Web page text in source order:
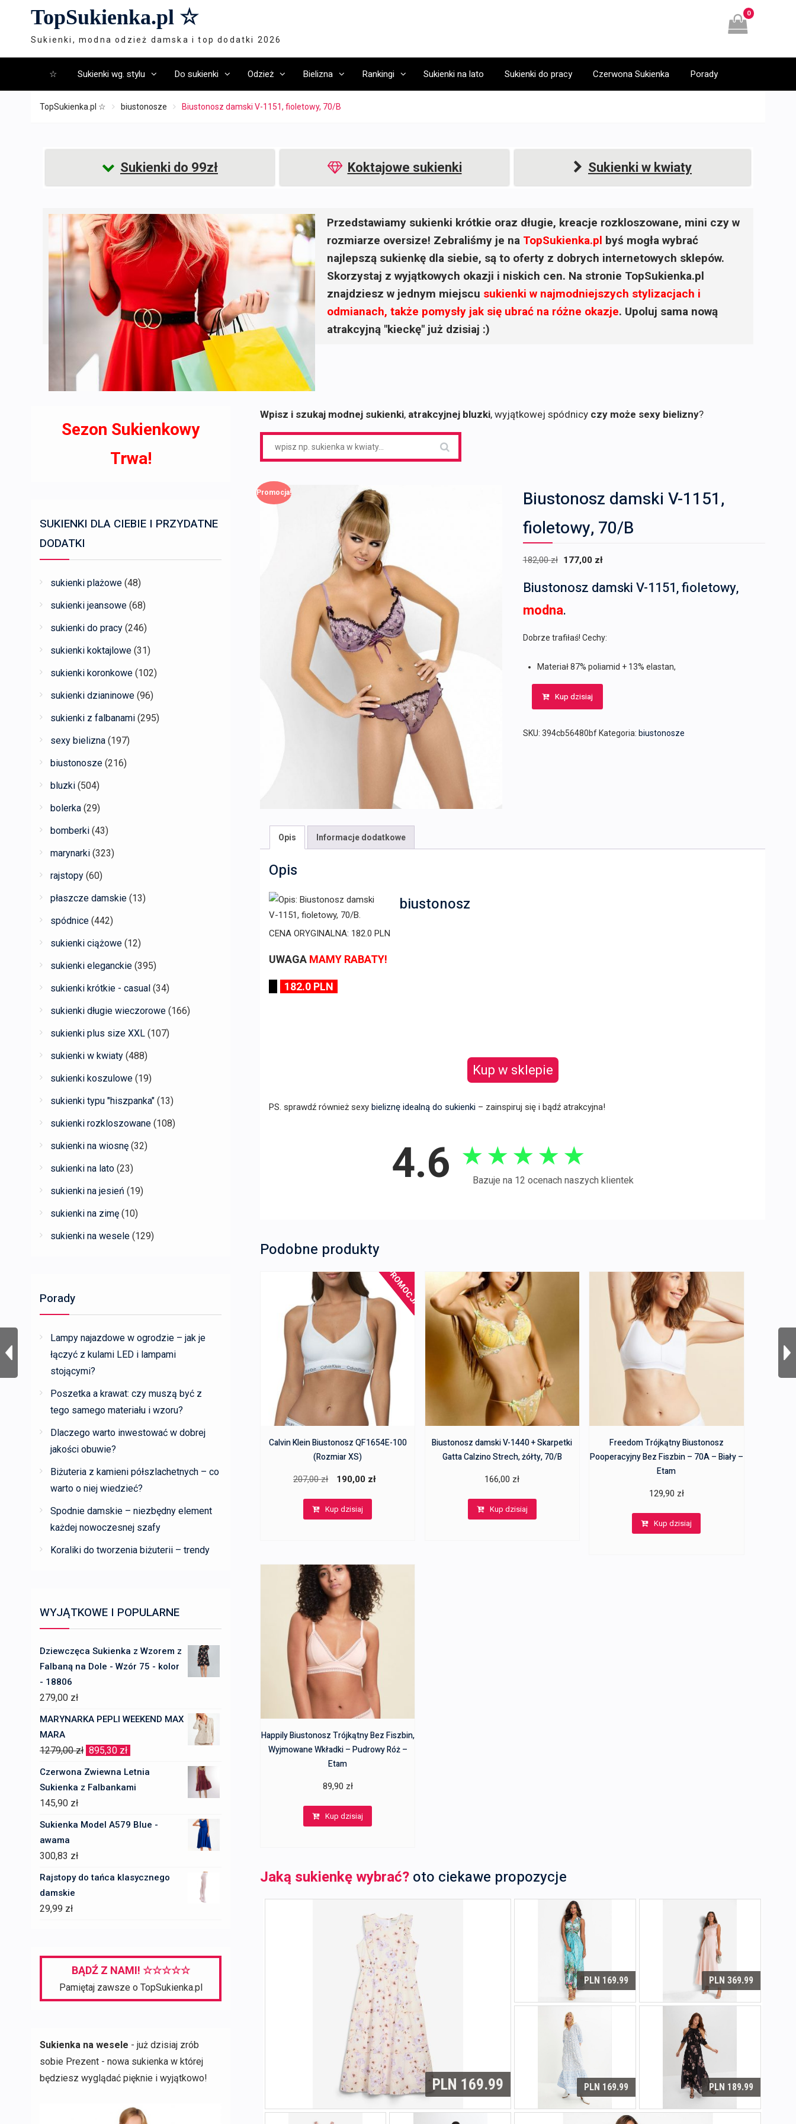
TopSukienka.pl ☆
Sukienki, modna odzież damska i top dodatki 2026
0
☆ Sukienki wg. stylu Do sukienki Odzież Bielizna Rankingi Sukienki na lato Sukienki do pracy Czerwona Sukienka Porady
TopSukienka.pl ☆ biustonosze Biustonosz damski V-1151, fioletowy, 70/B
Sukienki do 99zł Koktajowe sukienki Sukienki w kwiaty
Przedstawiamy sukienki krótkie oraz długie, kreacje rozkloszowane, mini czy w
rozmiarze oversize! Zebraliśmy je na TopSukienka.pl byś mogła wybrać
najlepszą sukienkę dla siebie, są to oferty z dobrych internetowych sklepów.
Skorzystaj z wyjątkowych okazji i niskich cen. Na stronie TopSukienka.pl
znajdziesz w jednym miejscu sukienki w najmodniejszych stylizacjach i
odmianach, także pomysły jak się ubrać na różne okazje. Upoluj sama nową
atrakcyjną "kieckę" już dzisiaj :)
Wpisz i szukaj modnej sukienki, atrakcyjnej bluzki, wyjątkowej spódnicy czy może sexy bielizny?
Promocja!
Biustonosz damski V-1151,
fioletowy, 70/B
182,00zł Pierwotna
wynosiła:
182,00 zł.
177,00 zł
wynosi:
Biustonosz damski V-1151, fioletowy,
modna.
Dobrze trafiłaś! Cechy:
Materiał 87% poliamid + 13% elastan,
Kup dzisiaj
SKU: 394cb56480bf Kategoria: biustonosze
Opis Informacje dodatkowe
Opis
biustonosz
CENA ORYGINALNA: 182.0 PLN
UWAGA MAMY RABATY!
182.0 PLN
Kup w sklepie
PS. sprawdź również sexy bieliznę idealną do sukienki – zainspiruj się i bądź atrakcyjna!
4.6 ★ ★ ★ ★ ★
Bazuje na 12 ocenach naszych klientek
Podobne produkty
PROMOCJA!
Calvin Klein Biustonosz QF1654E-100
(Rozmiar XS)
207,00zł
Pierwotna
wynosiła:
190,00 zł
Kup dzisiaj
Biustonosz damski V-1440 + Skarpetki
Gatta Calzino Strech, żółty, 70/B
166,00 zł
Kup dzisiaj
Freedom Trójkątny Biustonosz
Pooperacyjny Bez Fiszbin – 70A – Biały –
Etam
129,90 zł
Kup dzisiaj
Happily Biustonosz Trójkątny Bez Fiszbin,
Wyjmowane Wkładki – Pudrowy Róż –
Etam
89,90 zł
Kup dzisiaj
Jaką sukienkę wybrać? oto ciekawe propozycje
Sezon Sukienkowy
Trwa!
SUKIENKI DLA CIEBIE I PRZYDATNE
DODATKI
sukienki plażowe (48)
sukienki jeansowe (68)
sukienki do pracy (246)
sukienki koktajlowe (31)
sukienki koronkowe (102)
sukienki dzianinowe (96)
sukienki z falbanami (295)
sexy bielizna (197)
biustonosze (216)
bluzki (504)
bolerka (29)
bomberki (43)
marynarki (323)
rajstopy (60)
płaszcze damskie (13)
spódnice (442)
sukienki ciążowe (12)
sukienki eleganckie (395)
sukienki krótkie - casual (34)
sukienki długie wieczorowe (166)
sukienki plus size XXL (107)
sukienki w kwiaty (488)
sukienki koszulowe (19)
sukienki typu "hiszpanka" (13)
sukienki rozkloszowane (108)
sukienki na wiosnę (32)
sukienki na lato (23)
sukienki na jesień (19)
sukienki na zimę (10)
sukienki na wesele (129)
Porady
Lampy najazdowe w ogrodzie – jak je
łączyć z kulami LED i lampami
stojącymi?
Poszetka a krawat: czy muszą być z
tego samego materiału i wzoru?
Dlaczego warto inwestować w dobrej
jakości obuwie?
Biżuteria z kamieni półszlachetnych – co
warto o niej wiedzieć?
Spodnie damskie – niezbędny element
każdej nowoczesnej szafy
Koraliki do tworzenia biżuterii – trendy
WYJĄTKOWE I POPULARNE
Dziewczęca Sukienka z Wzorem z
Falbaną na Dole - Wzór 75 - kolor
- 18806
279,00 zł
MARYNARKA PEPLI WEEKEND MAX
MARA
1279,00zł Pierwotna
cena
wynosiła:
895,30 zł
cena
wynosi:
Czerwona Zwiewna Letnia
Sukienka z Falbankami
145,90 zł
Sukienka Model A579 Blue -
awama
300,83 zł
Rajstopy do tańca klasycznego
damskie
29,99 zł
BĄDŹ Z NAMI! ☆☆☆☆☆
Pamiętaj zawsze o TopSukienka.pl
Sukienka na wesele - już dzisiaj zrób
sobie Prezent - nowa sukienka w której
będziesz wyglądać pięknie i wyjątkowo!